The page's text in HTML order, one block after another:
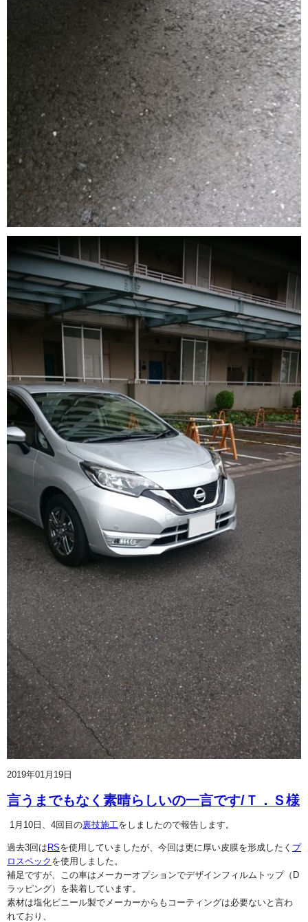
2019年01月19日
言うまでもなく素晴らしいの一言です/Ｔ．Ｓ様
1月10日、4回目の裏技施工をしましたので報告します。
過去3回はRSを使用していましたが、今回は更に厚い皮膜を形成したく プ
ロスペック を使用しました。
補足ですが、この車はメーカーオプションでデザインフィルムトップ（D
ラッピング）を装着しています。
素材は塩化ビニール製でメーカーからもコーティングは必要ないと言わ
れており、